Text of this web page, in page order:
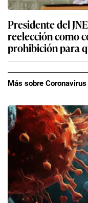
Presidente del
reelección como
prohibición para
Más sobre Coronavirus